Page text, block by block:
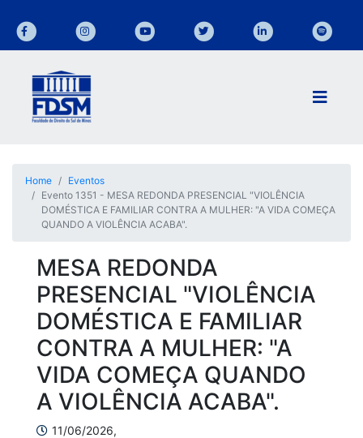
Home
Eventos
Evento 1351 - MESA REDONDA PRESENCIAL "VIOLÊNCIA
DOMÉSTICA E FAMILIAR CONTRA A MULHER: "A VIDA COMEÇA
QUANDO A VIOLÊNCIA ACABA".
MESA REDONDA
PRESENCIAL "VIOLÊNCIA
DOMÉSTICA E FAMILIAR
CONTRA A MULHER: "A
VIDA COMEÇA QUANDO
A VIOLÊNCIA ACABA".
11/06/2026,